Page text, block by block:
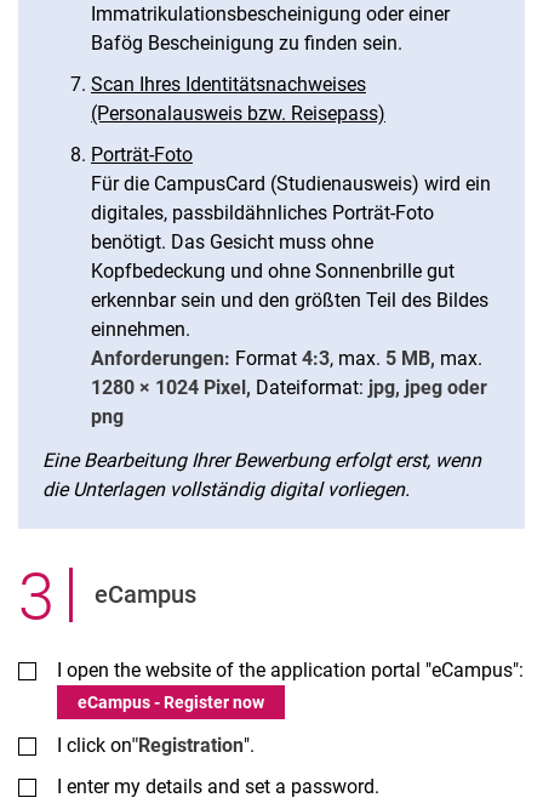
Immatrikulationsbescheinigung oder einer
Bafög Bescheinigung zu finden sein.
Scan Ihres Identitätsnachweises
(Personalausweis bzw. Reisepass)
Porträt-Foto
Für die CampusCard (Studienausweis) wird ein
digitales, passbildähnliches Porträt-Foto
benötigt. Das Gesicht muss ohne
Kopfbedeckung und ohne Sonnenbrille gut
erkennbar sein und den größten Teil des Bildes
einnehmen.
Anforderungen: Format 4:3, max. 5 MB, max.
1280 × 1024 Pixel, Dateiformat: jpg, jpeg oder
png
Eine Bearbeitung Ihrer Bewerbung erfolgt erst, wenn
die Unterlagen vollständig digital vorliegen.
3 . eCampus
I open the website of the application portal "eCampus":
eCampus - Register now
I click on"Registration".
I enter my details and set a password.